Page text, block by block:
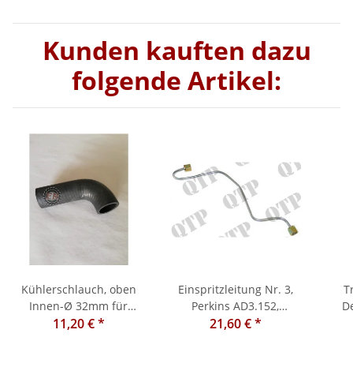
Kunden kauften dazu
folgende Artikel:
Kühlerschlauch, oben
Innen-Ø 32mm für
Dexta, Super Dexta A
11,20 €*
Einspritzleitung Nr. 3,
Perkins AD3.152,
Ferguson 135, 148, 240,
21,60 €*